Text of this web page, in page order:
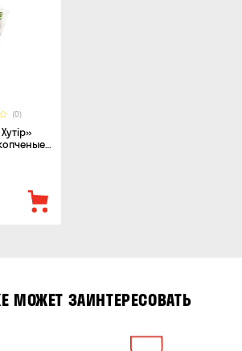
(0)
МОЖЕТ ЗАИНТЕРЕСОВАТЬ